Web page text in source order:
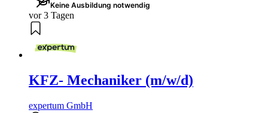
Keine Ausbildung notwendig
vor 3 Tagen
KFZ- Mechaniker (m/w/d)
expertum GmbH